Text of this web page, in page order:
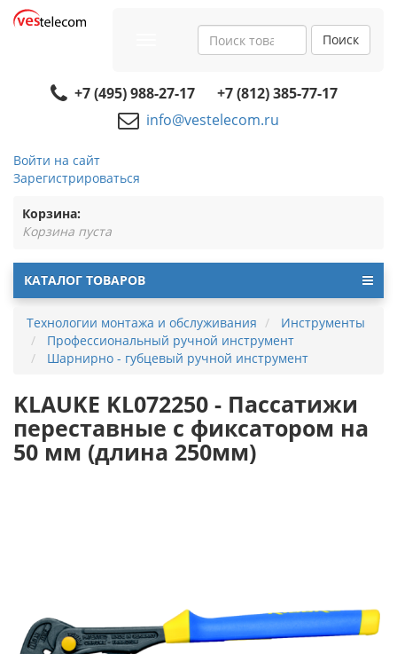
navigation
Поиск
+7 (495) 988-27-17
+7 (812) 385-77-17
info@vestelecom.ru
Войти на сайт
Зарегистрироваться
Корзина:
Корзина пуста
КАТАЛОГ ТОВАРОВ
Технологии монтажа и обслуживания
Инструменты
Профессиональный ручной инструмент
Шарнирно - губцевый ручной инструмент
KLAUKE KL072250 - Пассатижи
переставные с фиксатором на
50 мм (длина 250мм)